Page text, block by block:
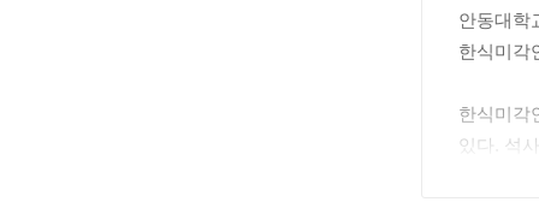
안동대학
한식미각
한식미각
있다. 석